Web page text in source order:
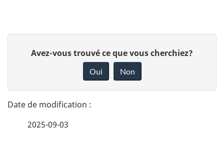
g
i
t
a
n
Avez-vous trouvé ce que vous cherchiez?
Oui Non
2025-09-03